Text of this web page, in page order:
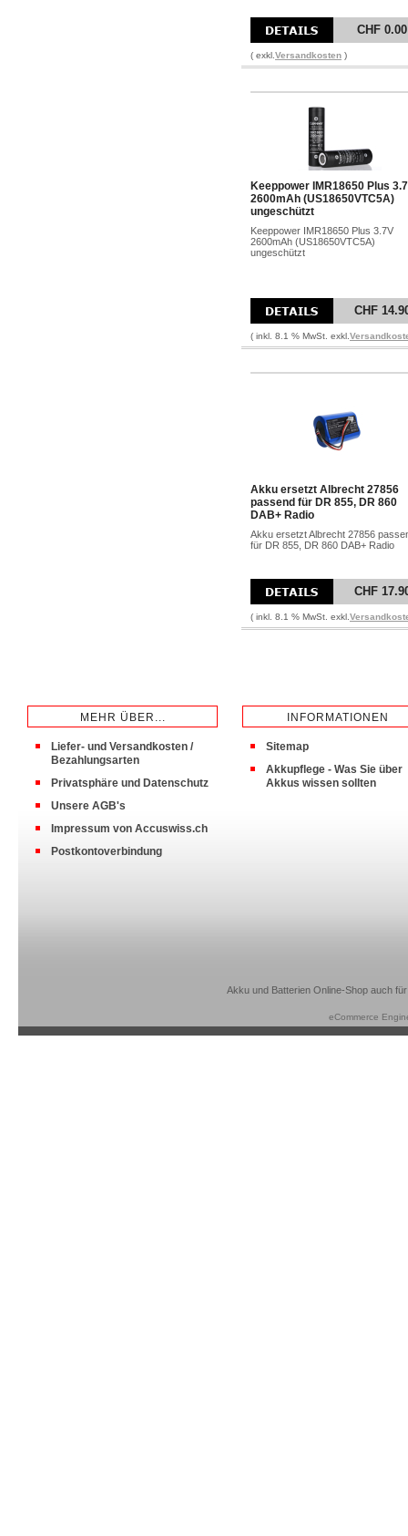
CHF 0.00
( exkl. Versandkosten )
Keeppower IMR18650 Plus
2600mAh (US18650VTC5A)
ungeschützt
Keeppower IMR18650 Plus 3.7V
2600mAh (US18650VTC5A)
ungeschützt
CHF
( inkl. 8.1 % MwSt. exkl.
Akku ersetzt Albrecht 27856
passend für DR 855, DR 860
DAB+ Radio
Akku ersetzt Albrecht 27856
für DR 855, DR 860 DAB+ Radio
CHF
( inkl. 8.1 % MwSt. exkl.
MEHR ÜBER...
Liefer- und Versandkosten /
Bezahlungsarten
Privatsphäre und Datenschutz
Unsere AGB's
Impressum von Accuswiss.ch
Postkontoverbindung
INFORMATIONEN
Sitemap
Akkupflege - Was Sie über
Akkus wissen sollten
Akku und Batterien Online-Shop auch
eCommerce